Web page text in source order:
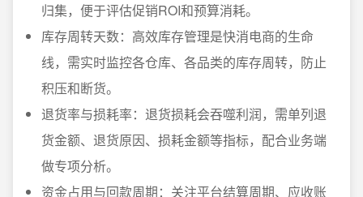
归集，便于评估促销ROI和预算消耗。
库存周转天数：高效库存管理是快消电商的生命
线，需实时监控各仓库、各品类的库存周转，防止
积压和断货。
退货率与损耗率：退货损耗会吞噬利润，需单列退
货金额、退货原因、损耗金额等指标，配合业务端
做专项分析。
资金占用与回款周期：关注平台结算周期、应收账